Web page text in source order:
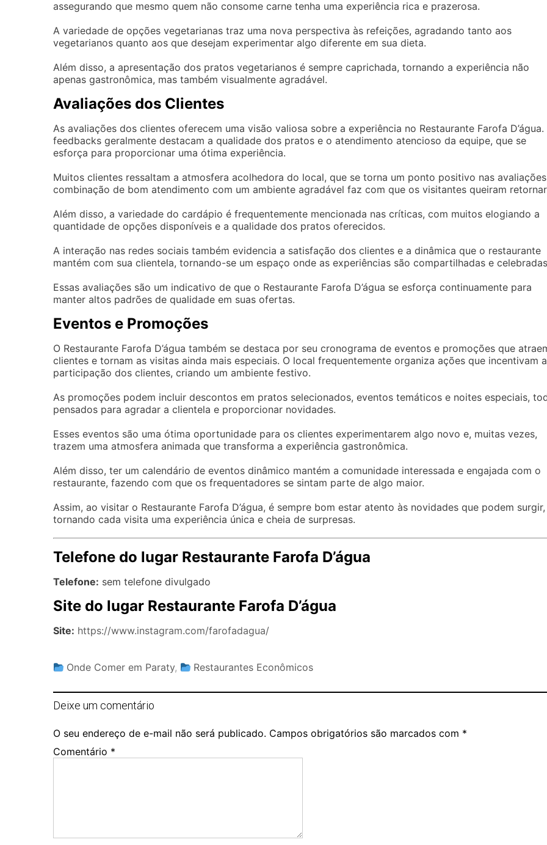
assegurando que mesmo quem não consome carne tenha uma experiência rica e prazerosa.
A variedade de opções vegetarianas traz uma nova perspectiva às refeições, agradando tanto aos
vegetarianos quanto aos que desejam experimentar algo diferente em sua dieta.
Além disso, a apresentação dos pratos vegetarianos é sempre caprichada, tornando a experiência não
apenas gastronômica, mas também visualmente agradável.
Avaliações dos Clientes
As avaliações dos clientes oferecem uma visão valiosa sobre a experiência no Restaurante Farofa D’água.
feedbacks geralmente destacam a qualidade dos pratos e o atendimento atencioso da equipe, que se
esforça para proporcionar uma ótima experiência.
Muitos clientes ressaltam a atmosfera acolhedora do local, que se torna um ponto positivo nas
combinação de bom atendimento com um ambiente agradável faz com que os visitantes queiram
Além disso, a variedade do cardápio é frequentemente mencionada nas críticas, com muitos elogiando a
quantidade de opções disponíveis e a qualidade dos pratos oferecidos.
A interação nas redes sociais também evidencia a satisfação dos clientes e a dinâmica que o restaurante
mantém com sua clientela, tornando-se um espaço onde as experiências são compartilhadas e
Essas avaliações são um indicativo de que o Restaurante Farofa D’água se esforça continuamente para
manter altos padrões de qualidade em suas ofertas.
Eventos e Promoções
O Restaurante Farofa D’água também se destaca por seu cronograma de eventos e promoções que
clientes e tornam as visitas ainda mais especiais. O local frequentemente organiza ações que incentivam a
participação dos clientes, criando um ambiente festivo.
As promoções podem incluir descontos em pratos selecionados, eventos temáticos e noites especiais,
pensados para agradar a clientela e proporcionar novidades.
Esses eventos são uma ótima oportunidade para os clientes experimentarem algo novo e, muitas vezes,
trazem uma atmosfera animada que transforma a experiência gastronômica.
Além disso, ter um calendário de eventos dinâmico mantém a comunidade interessada e engajada com o
restaurante, fazendo com que os frequentadores se sintam parte de algo maior.
Assim, ao visitar o Restaurante Farofa D’água, é sempre bom estar atento às novidades que podem surgir,
tornando cada visita uma experiência única e cheia de surpresas.
Telefone do lugar Restaurante Farofa D’água
Telefone: sem telefone divulgado
Site do lugar Restaurante Farofa D’água
Site: https://www.instagram.com/farofadagua/
Onde Comer em Paraty, Restaurantes Econômicos
Deixe um comentário
O seu endereço de e-mail não será publicado. Campos obrigatórios são marcados com *
Comentário *